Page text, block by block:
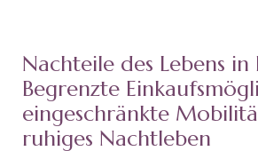
Nachteile des Lebens in
Begrenzte
eingeschränkte
ruhiges Nachtleben